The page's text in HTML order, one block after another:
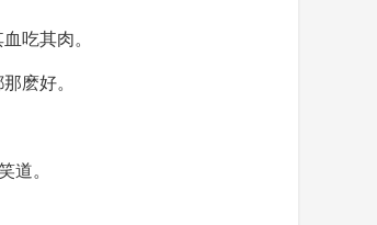
吃其肉。
麽好。
道。